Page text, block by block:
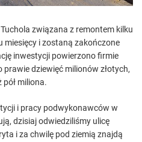
związana z remontem kilku
miesięcy i zostaną zakończone
inwestycji powierzono firmie
prawie dziewięć milionów złotych,
pół miliona.
i pracy podwykonawców w
dzisiaj odwiedziliśmy ulicę
i za chwilę pod ziemią znajdą